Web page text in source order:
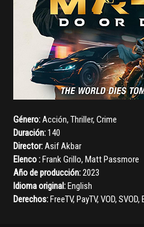
Género:Acción,Thriller,Crime
Duración:140
Director:Asif Akbar
Elenco :Frank Grillo,Matt Passmore
Año de producción:2023
Idioma original:English
Derechos:FreeTV, PayTV, VOD,